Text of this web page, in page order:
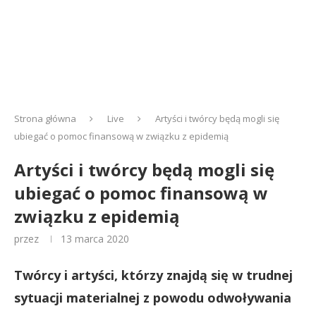
Strona główna Live
Artyści i twórcy będą mogli się
ubiegać o pomoc finansową w związku z epidemią
Artyści i twórcy będą mogli się
ubiegać o pomoc finansową w
związku z epidemią
przez 13 marca 2020
Twórcy i artyści, którzy znajdą się w trudnej
sytuacji materialnej z powodu odwoływania